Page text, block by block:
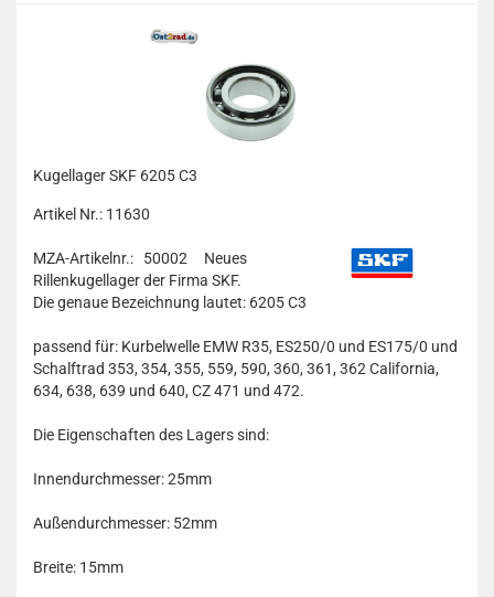
Kugellager SKF 6205 C3
Artikel Nr.: 11630
MZA-Artikelnr.: 50002
Neues
Rillenkugellager der Firma SKF.
Die genaue Bezeichnung lautet: 6205 C3
passend für: Kurbelwelle EMW R35, ES250/0 und ES175/0 und
Schalftrad 353, 354, 355, 559, 590, 360, 361, 362 California,
634, 638, 639 und 640, CZ 471 und 472.
Die Eigenschaften des Lagers sind:
Innendurchmesser: 25mm
Außendurchmesser: 52mm
Breite: 15mm